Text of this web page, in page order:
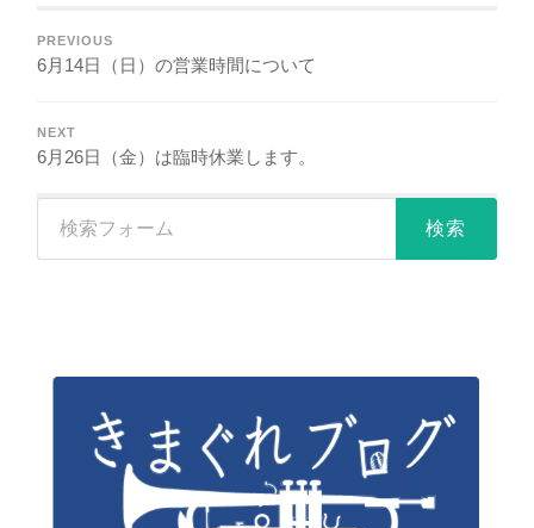
PREVIOUS
6月14日（日）の営業時間について
NEXT
6月26日（金）は臨時休業します。